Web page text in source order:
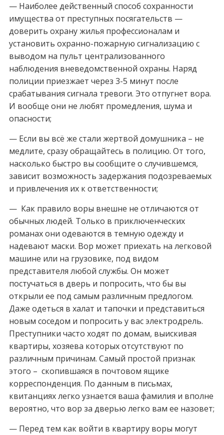
— Наиболее действенный способ сохранности
имущества от преступных посягательств —
доверить охрану жилья профессионалам и
установить охранно-пожарную сигнализацию с
выводом на пульт централизованного
наблюдения вневедомственной охраны. Наряд
полиции приезжает через 3-5 минут после
срабатывания сигнала тревоги. Это отпугнет вора.
И вообще они не любят промедления, шума и
опасности;
— Если вы всё же стали жертвой домушника – не
медлите, сразу обращайтесь в полицию. От того,
насколько быстро вы сообщите о случившемся,
зависит возможность задержания подозреваемых
и привлечения их к ответственности;
— Как правило воры внешне не отличаются от
обычных людей. Только в приключенческих
романах они одеваются в темную одежду и
надевают маски. Вор может приехать на легковой
машине или на грузовике, под видом
представителя любой службы. Он может
постучаться в дверь и попросить, что бы вы
открыли ее под самым различным предлогом.
Даже одеться в халат и тапочки и представиться
новым соседом и попросить у вас электродрель.
Преступники часто ходят по домам, выискивая
квартиры, хозяева которых отсутствуют по
различным причинам. Самый простой признак
этого – скопившаяся в почтовом ящике
корреспонденция. По данным в письмах,
квитанциях легко узнается ваша фамилия и вполне
вероятно, что вор за дверью легко вам ее назовет;
— Перед тем как войти в квартиру воры могут